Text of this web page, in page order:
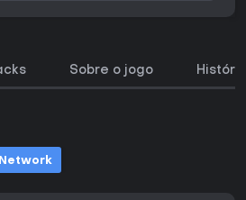
Sobre o jogo